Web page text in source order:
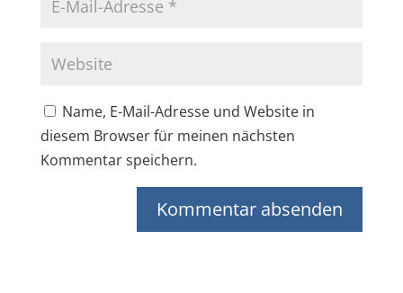
Name, E-Mail-Adresse und Website in
diesem Browser für meinen nächsten
Kommentar speichern.